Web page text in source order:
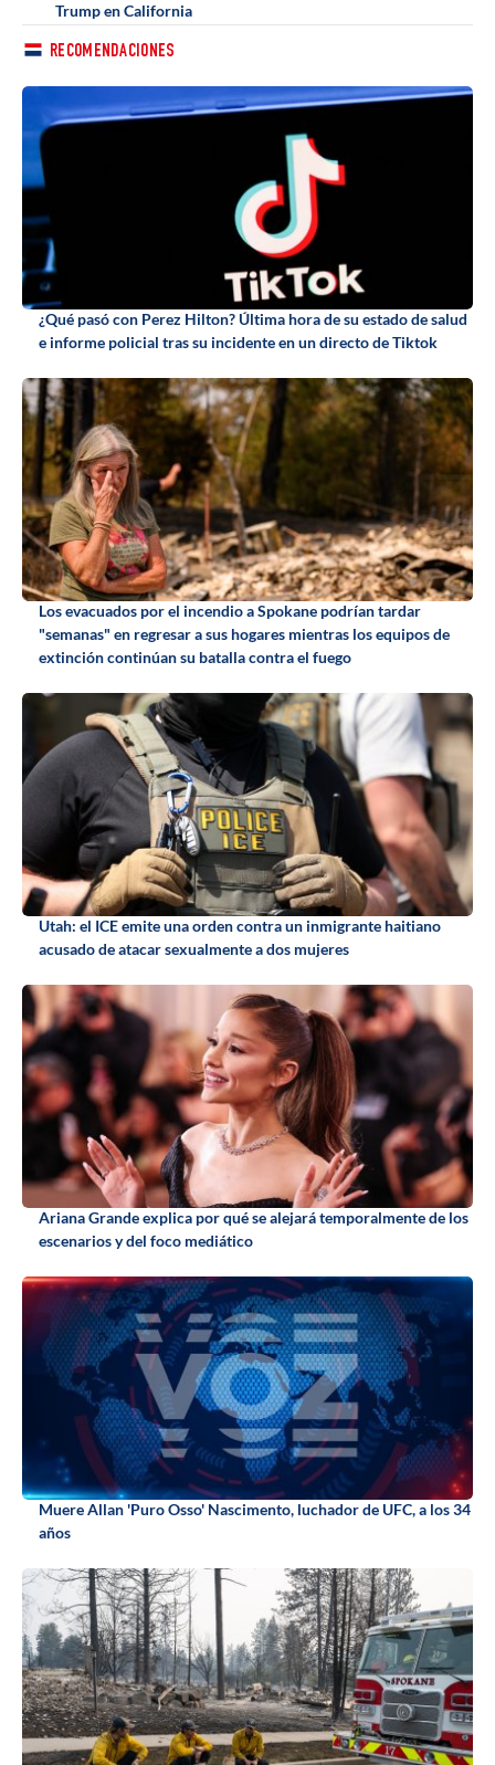
Trump en California
RECOMENDACIONES
¿Qué pasó con Perez Hilton? Última hora de su estado de salud
e informe policial tras su incidente en un directo de Tiktok
Los evacuados por el incendio a Spokane podrían tardar
"semanas" en regresar a sus hogares mientras los equipos de
extinción continúan su batalla contra el fuego
Utah: el ICE emite una orden contra un inmigrante haitiano
acusado de atacar sexualmente a dos mujeres
Ariana Grande explica por qué se alejará temporalmente de los
escenarios y del foco mediático
Muere Allan 'Puro Osso' Nascimento, luchador de UFC, a los 34
años